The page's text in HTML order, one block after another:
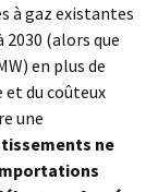
à gaz existantes
2030 (alors que
en plus de
et du coûteux
une
ne